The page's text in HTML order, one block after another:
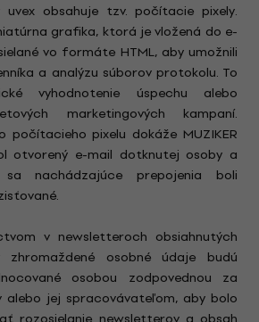
uvex obsahuje tzv. počítacie pixely.
grafika, ktorá je vložená do e-
vo formáte HTML, aby umožnili
a analýzu súborov protokolu. To
vyhodnotenie úspechu alebo
marketingových kampaní.
počítacieho pixelu dokáže MUZIKER
otvorený e-mail dotknutej osoby a
nachádzajúce prepojenia boli
v newsletteroch obsiahnutých
zhromaždené osobné údaje budú
osobou zodpovednou za
alebo jej spracovávateľom, aby bolo